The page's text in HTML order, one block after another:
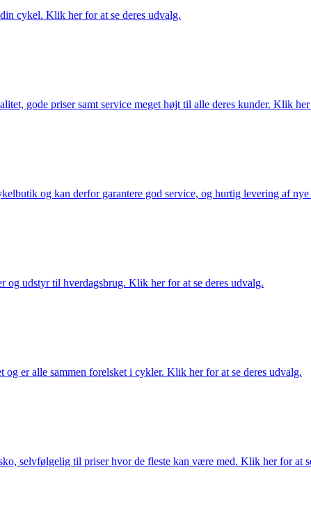
cykel. Klik her for at se deres udvalg.
gode priser samt service meget højt til alle deres kunder. Klik her
og kan derfor garantere god service, og hurtig levering af
og udstyr til hverdagsbrug. Klik her for at se deres udvalg.
er alle sammen forelsket i cykler. Klik her for at se deres udvalg.
selvfølgelig til priser hvor de fleste kan være med. Klik her for at